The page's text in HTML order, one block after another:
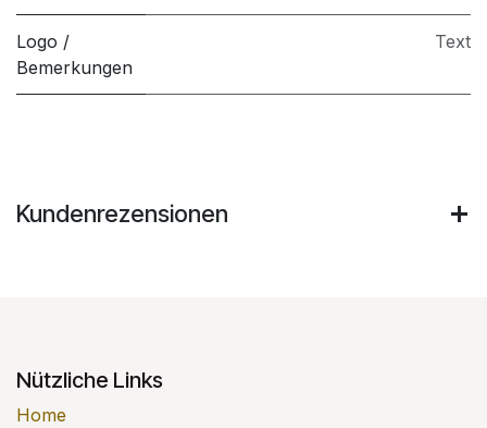
Logo /
Bemerkungen
Text
Kundenrezensionen
Nützliche Links
Home